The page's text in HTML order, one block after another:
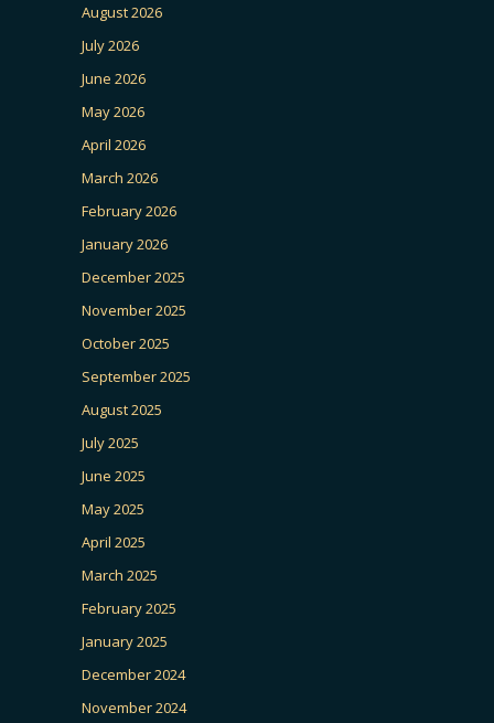
August 2026
July 2026
June 2026
May 2026
April 2026
March 2026
February 2026
January 2026
December 2025
November 2025
October 2025
September 2025
August 2025
July 2025
June 2025
May 2025
April 2025
March 2025
February 2025
January 2025
December 2024
November 2024